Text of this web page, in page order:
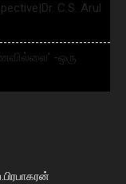
C.S. Arul
-ஒரு